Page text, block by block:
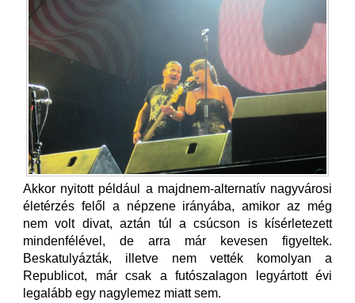
Akkor nyitott például a majdnem-alternatív nagyvárosi
életérzés felől a népzene irányába, amikor az még
nem volt divat, aztán túl a csúcson is kísérletezett
mindenfélével, de arra már kevesen figyeltek.
Beskatulyázták, illetve nem vették komolyan a
Republicot, már csak a futószalagon legyártott évi
legalább egy nagylemez miatt sem.